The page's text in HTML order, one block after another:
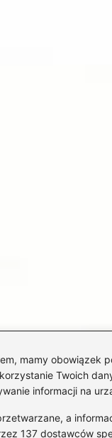
mamy obowiązek
Twoich
informacji na
a
137 dostawców